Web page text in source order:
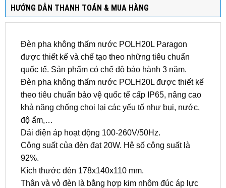
HƯỚNG DẪN THANH TOÁN & MUA HÀNG
Đèn pha không thấm nước POLH20L Paragon
được thiết kế và chế tạo theo những tiêu chuẩn
quốc tế. Sản phẩm có chế độ bảo hành 3 năm.
Đèn pha không thấm nước POLH20L được thiết kế
theo tiêu chuẩn bảo vệ quốc tế cấp IP65, nâng cao
khả năng chống chọi lại các yếu tố như bụi, nước,
độ ẩm,…
Dải điện áp hoạt động 100-260V/50Hz.
Công suất của đèn đạt 20W. Hệ số công suất là
92%.
Kích thước đèn 178x140x110 mm.
Thân và vỏ đèn là bằng hợp kim nhôm đúc áp lực